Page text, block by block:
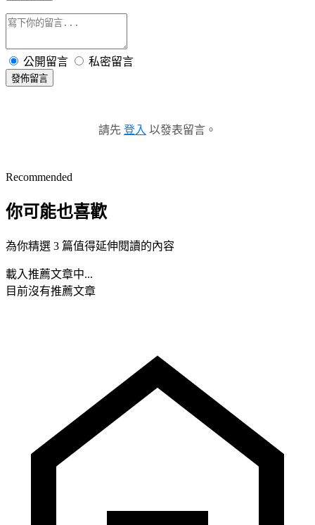
公開留言 私密留言
發佈留言
請先 登入 以發表留言。
Recommended
你可能也喜歡
為你精選 3 篇值得延伸閱讀的內容
載入推薦文章中...
目前沒有推薦文章